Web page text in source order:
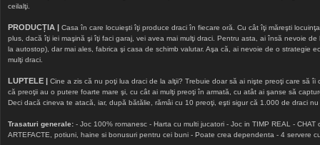
ceilalţi.
PRODUCȚIA | Casa în care locuieşti îţi produce draci în fiecare oră. Cu cât îţi măreşti
plus, dacă îţi iei maşină şi îţi faci garaj, vei avea mai mulţi draci. Pentru asta, ai însă nevoie
la autostop), dar mai ales, fabrica şi casa de schimb valutar. Aşa că, ai nevoie de o strategie
mulţi draci.
LUPTELE | Cine a zis că nu poţi lua draci de la alţii? Trebuie doar să ai nişte preoţi care să
că preoţii au o putere foarte mare şi, cu cât ai mulţi preoţi în armată, cu atât ai şanse să
Deci dacă cineva te atacă, iar, după bătălie, rămâi cu 10 preoţi, eşti sigur că 1.000 de draci
Trasaturi generale: - Joc 100% romanesc - Harta cu multi jucatori - Joc in TIMP REAL -
ARTEFACTE, potiuni, haine si bonusuri pentru cei buni - Poate crea dependenta - 4 servere